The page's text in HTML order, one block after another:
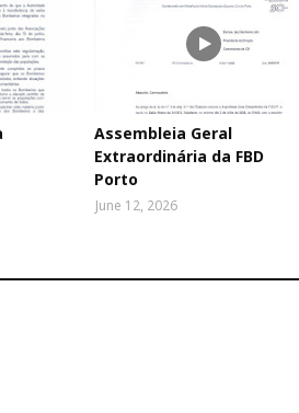
Assembleia Geral
Extraordinária da FBD
Porto
June 12, 2026